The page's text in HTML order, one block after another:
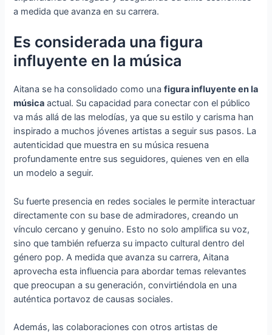
a medida que avanza en su carrera.
Es considerada una figura
influyente en la música
Aitana se ha consolidado como unafigura influyente en la
música actual. Su capacidad para conectar con el público
va más allá de las melodías, ya que su estilo y carisma han
inspirado a muchos jóvenes artistas a seguir sus pasos. La
autenticidad que muestra en su música resuena
profundamente entre sus seguidores, quienes ven en ella
un modelo a seguir.
Su fuerte presencia en redes sociales le permite interactuar
directamente con su base de admiradores, creando un
vínculo cercano y genuino. Esto no solo amplifica su voz,
sino que también refuerza su impacto cultural dentro del
género pop. A medida que avanza su carrera, Aitana
aprovecha esta influencia para abordar temas relevantes
que preocupan a su generación, convirtiéndola en una
auténtica portavoz de causas sociales.
Además, las colaboraciones con otros artistas de